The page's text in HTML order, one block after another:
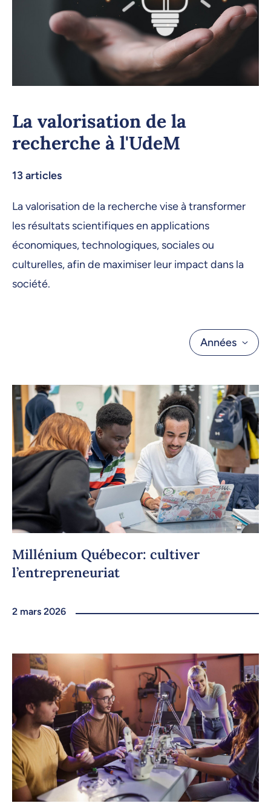
La valorisation de la
recherche à l'UdeM
13 articles
La valorisation de la recherche vise à transformer
les résultats scientifiques en applications
économiques, technologiques, sociales ou
culturelles, afin de maximiser leur impact dans la
société.
Années
2026
2025
2024
Millénium Québecor: cultiver
l’entrepreneuriat
2 mars 2026